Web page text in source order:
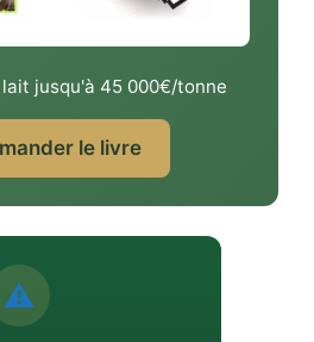
jusqu'à 45 000€/tonne
le livre
⚠️